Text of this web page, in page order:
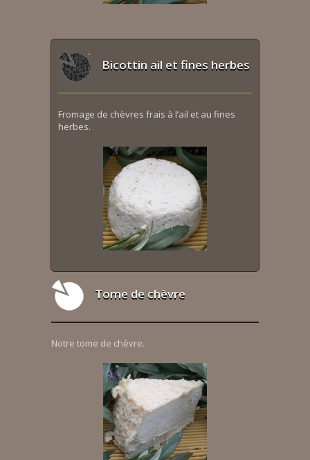
Bicottin ail et fines herbes
Fromage de chèvres frais à l’ail et au fines
herbes.
Tome de chèvre
Notre tome de chèvre.